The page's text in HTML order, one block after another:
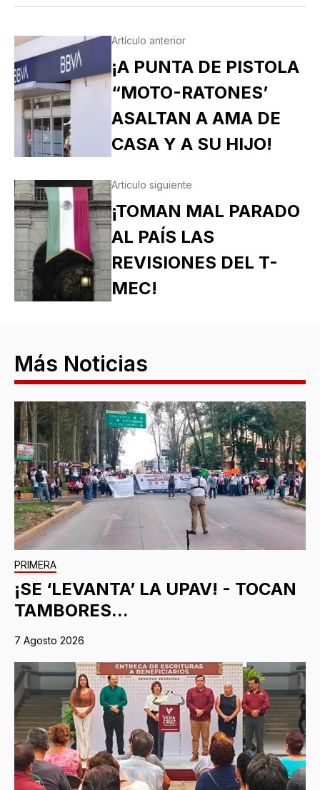
Artículo anterior
¡A PUNTA DE PISTOLA
“MOTO-RATONES’
ASALTAN A AMA DE
CASA Y A SU HIJO!
Artículo siguiente
¡TOMAN MAL PARADO
AL PAÍS LAS
REVISIONES DEL T-
MEC!
Más Noticias
PRIMERA
¡SE ‘LEVANTA’ LA UPAV! - TOCAN
TAMBORES...
7 Agosto 2026